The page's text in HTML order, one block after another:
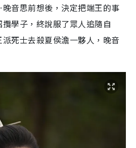
音思前想後，決定把端王的事
學子，終說服了眾人追隨自
死士去殺夏侯澹一夥人，晚音